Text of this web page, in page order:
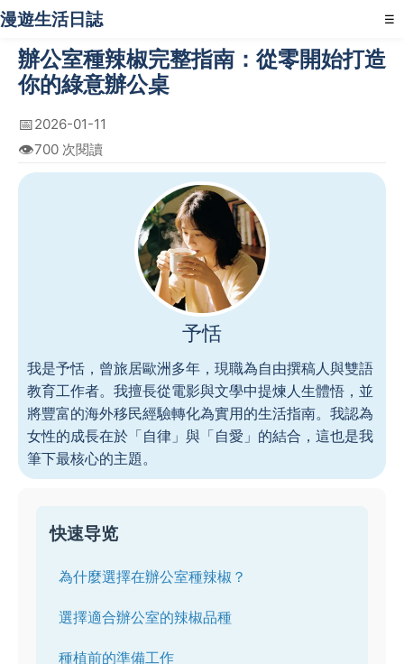
漫遊生活日誌 ☰
辦公室種辣椒完整指南：從零開始打造
你的綠意辦公桌
📅2026-01-11
👁️700 次閱讀
予恬
我是予恬，曾旅居歐洲多年，現職為自由撰稿人與雙語
教育工作者。我擅長從電影與文學中提煉人生體悟，並
將豐富的海外移民經驗轉化為實用的生活指南。我認為
女性的成長在於「自律」與「自愛」的結合，這也是我
筆下最核心的主題。
快速导览
為什麼選擇在辦公室種辣椒？
選擇適合辦公室的辣椒品種
種植前的準備工作